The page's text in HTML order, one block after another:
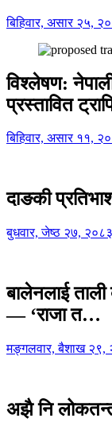
बिहिवार, असार २५,
विश्लेषण:
प्रस्तावित
बिहिवार, असार ११,
दाङकी
बुधवार, जेष्ठ २७, २०८३
बालेनलाई
— ‘राजा त…
मङ्गलवार, बैशाख २९,
अझै नि